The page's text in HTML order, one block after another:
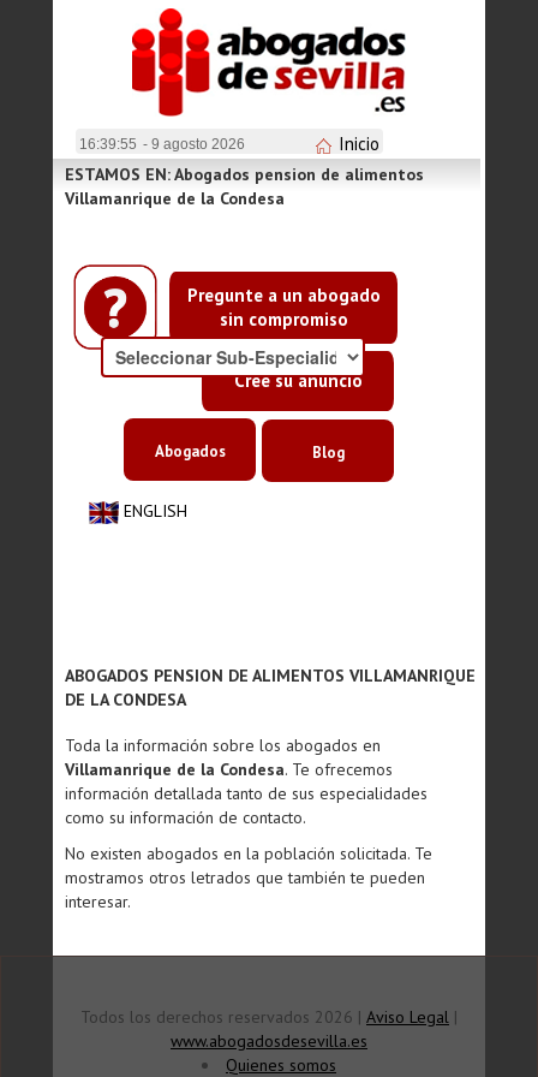
16:39:55 - 9 agosto 2026 Inicio
Pregunte a un abogado
sin compromiso
Cree su anuncio
ESTAMOS EN: Abogados pension de alimentos
Villamanrique de la Condesa
ENGLISH
Abogados Blog
ABOGADOS PENSION DE ALIMENTOS VILLAMANRIQUE
DE LA CONDESA
Toda la información sobre los abogados en
Villamanrique de la Condesa. Te ofrecemos
información detallada tanto de sus especialidades
como su información de contacto.
No existen abogados en la población solicitada. Te
mostramos otros letrados que también te pueden
interesar.
Todos los derechos reservados 2026 | Aviso Legal |
www.abogadosdesevilla.es
Quienes somos